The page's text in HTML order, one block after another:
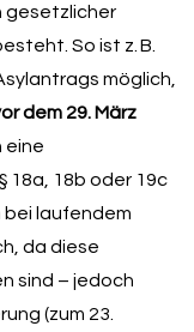
gesetzlicher
So ist z. B.
möglich,
dem 29. März
eine
18a, 18b oder 19c
bei laufendem
da diese
sind – jedoch
(zum 23.